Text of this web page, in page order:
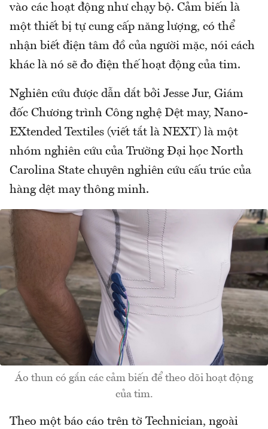
vào các hoạt động như chạy bộ. Cảm biến là
một thiết bị tự cung cấp năng lượng, có thể
nhận biết điện tâm đồ của người mặc, nói cách
khác là nó sẽ đo điện thế hoạt động của tim.
Nghiên cứu được dẫn dắt bởi Jesse Jur, Giám
đốc Chương trình Công nghệ Dệt may, Nano-
EXtended Textiles (viết tắt là NEXT) là một
nhóm nghiên cứu của Trường Đại học North
Carolina State chuyên nghiên cứu cấu trúc của
hàng dệt may thông minh.
Áo thun có gắn các cảm biến để theo dõi hoạt động
của tim.
Theo một báo cáo trên tờ Technician, ngoài